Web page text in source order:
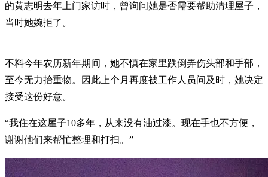
的黄志明去年上门家访时，曾询问她是否需要帮助清理屋子，
当时她婉拒了。
不料今年农历新年期间，她不慎在家里跌倒弄伤头部和手部，
至今无力抬重物。因此上个月再度被工作人员问及时，她决定
接受这份好意。
“我住在这屋子10多年，从来没有油过漆。现在手也不方便，
谢谢他们来帮忙整理和打扫。”